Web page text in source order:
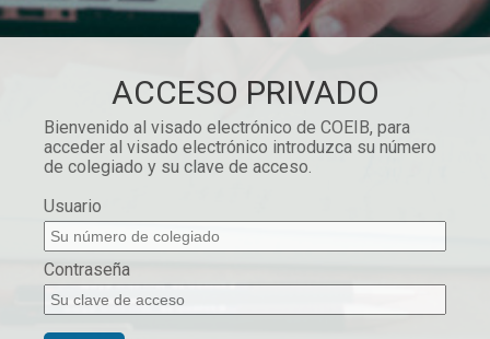
ACCESO PRIVADO
Bienvenido al visado electrónico de COEIB, para
acceder al visado electrónico introduzca su número
de colegiado y su clave de acceso.
Usuario
Contraseña